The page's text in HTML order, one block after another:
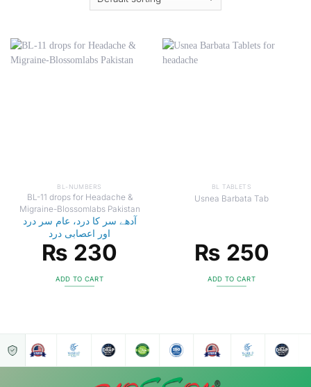
BL-NUMBERS
BL-11 drops for Headache &
Migraine-Blossomlabs Pakistan
آدھے سر کا درد، عام سر درد
اور اعصابی درد
₨ 230
ADD TO CART
BL TABLETS
Usnea Barbata Tab
₨ 250
ADD TO CART